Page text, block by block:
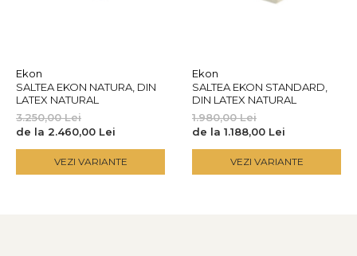
Ekon
SALTEA EKON NATURA, DIN
LATEX NATURAL
3.250,00 Lei
de la 2.460,00 Lei
VEZI VARIANTE
Ekon
SALTEA EKON STANDARD,
DIN LATEX NATURAL
1.980,00 Lei
de la 1.188,00 Lei
VEZI VARIANTE